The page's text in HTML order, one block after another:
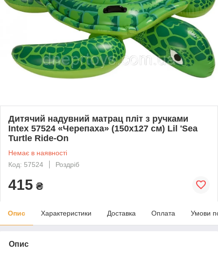
Дитячий надувний матрац пліт з ручками
Intex 57524 «Черепаха» (150х127 см) Lil 'Sea
Turtle Ride-On
Немає в наявності
Код: 57524
Роздріб
415 ₴
Опис Характеристики Доставка Оплата Умови
Опис